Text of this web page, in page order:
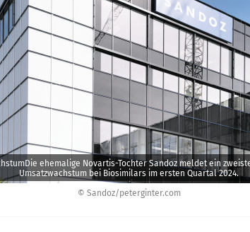
© Sandoz/peterginter.com
ehemalige Novartis-Tochter Sandoz meldet ein
Umsatzwachstum bei Biosimilars im ersten Quartal 2024.